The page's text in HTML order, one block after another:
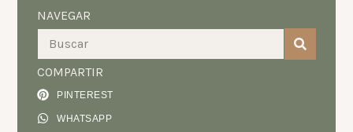
NAVEGAR
COMPARTIR
PINTEREST
WHATSAPP